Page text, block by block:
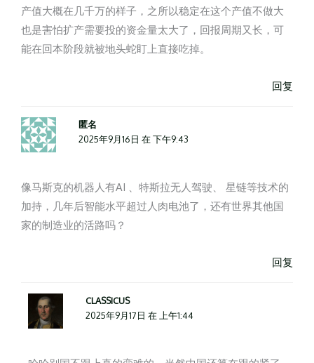
产值大概在几千万的样子，之所以稳定在这个产值不做大
也是害怕扩产需要投的资金量太大了，回报周期又长，可
能在回本阶段就被地头蛇盯上直接吃掉。
回复
匿名
2025年9月16日 在 下午9:43
像马斯克的机器人有AI 、特斯拉无人驾驶、 星链等技术的
加持，几年后智能水平超过人肉电池了，还有世界其他国
家的制造业的活路吗？
回复
CLASSICUS
2025年9月17日 在 上午1:44